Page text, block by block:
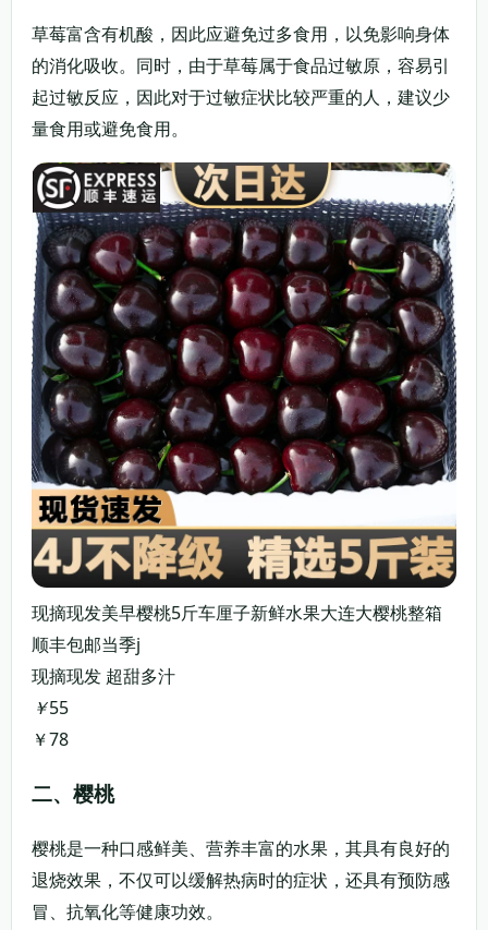
草莓富含有机酸，因此应避免过多食用，以免影响身体
的消化吸收。同时，由于草莓属于食品过敏原，容易引
起过敏反应，因此对于过敏症状比较严重的人，建议少
量食用或避免食用。
现摘现发美早樱桃5斤车厘子新鲜水果大连大樱桃整箱
顺丰包邮当季j
现摘现发 超甜多汁
￥55
￥78
二、樱桃
樱桃是一种口感鲜美、营养丰富的水果，其具有良好的
退烧效果，不仅可以缓解热病时的症状，还具有预防感
冒、抗氧化等健康功效。